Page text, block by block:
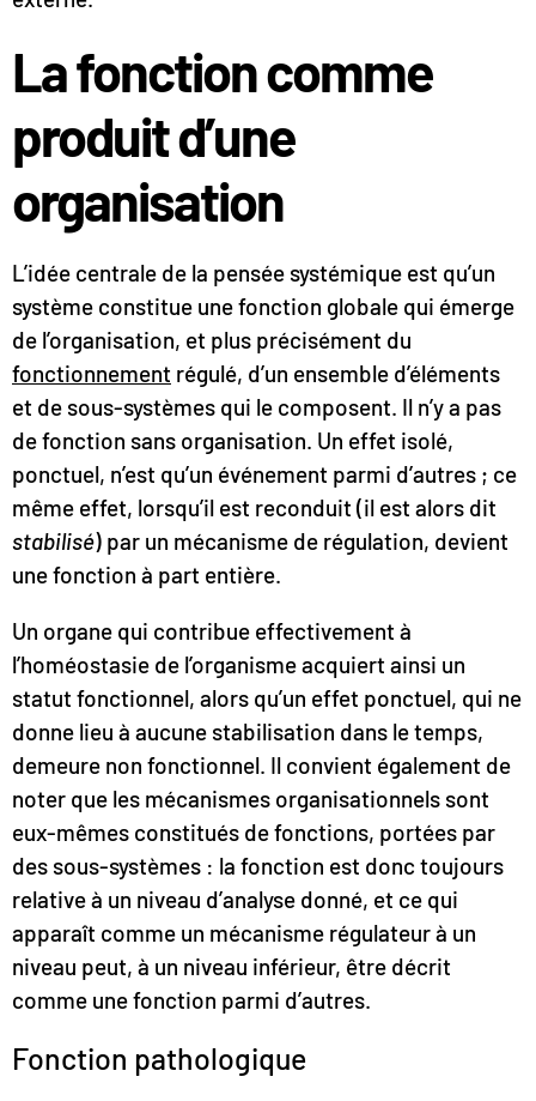
La fonction comme
produit d’une
organisation
L’idée centrale de la pensée systémique est qu’un
système constitue une fonction globale qui émerge
de l’organisation, et plus précisément du
fonctionnement régulé, d’un ensemble d’éléments
et de sous-systèmes qui le composent. Il n’y a pas
de fonction sans organisation. Un effet isolé,
ponctuel, n’est qu’un événement parmi d’autres ; ce
même effet, lorsqu’il est reconduit (il est alors dit
stabilisé) par un mécanisme de régulation, devient
une fonction à part entière.
Un organe qui contribue effectivement à
l’homéostasie de l’organisme acquiert ainsi un
statut fonctionnel, alors qu’un effet ponctuel, qui ne
donne lieu à aucune stabilisation dans le temps,
demeure non fonctionnel. Il convient également de
noter que les mécanismes organisationnels sont
eux-mêmes constitués de fonctions, portées par
des sous-systèmes : la fonction est donc toujours
relative à un niveau d’analyse donné, et ce qui
apparaît comme un mécanisme régulateur à un
niveau peut, à un niveau inférieur, être décrit
comme une fonction parmi d’autres.
Fonction pathologique